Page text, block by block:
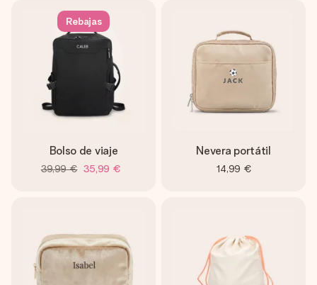
Rebajas
Bolso de viaje
39,99 € 35,99 €
Nevera portátil
14,99 €